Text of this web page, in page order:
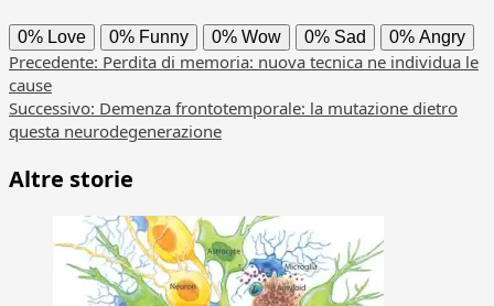
0% Love 0% Funny 0% Wow 0% Sad 0% Angry
Navigazione
articolo
Precedente: Perdita di memoria: nuova tecnica ne individua le
cause
Successivo: Demenza frontotemporale: la mutazione dietro
questa neurodegenerazione
Altre storie